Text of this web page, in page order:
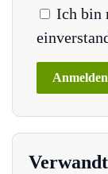
Ich bin